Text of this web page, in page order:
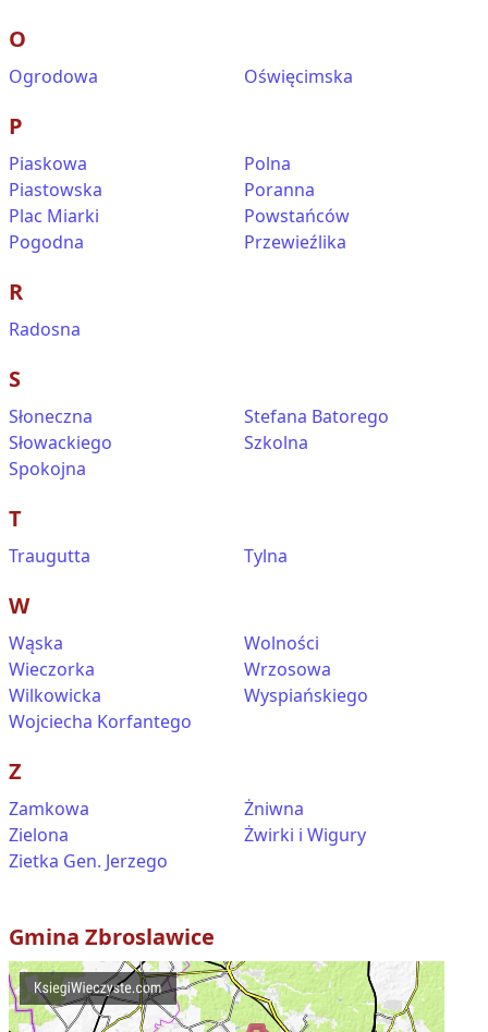
O
Ogrodowa Oświęcimska
P
Piaskowa
Piastowska
Plac Miarki
Pogodna
Polna
Poranna
Powstańców
Przewieźlika
R
Radosna
S
Słoneczna
Słowackiego
Spokojna
Stefana Batorego
Szkolna
T
Traugutta Tylna
W
Wąska
Wieczorka
Wilkowicka
Wojciecha Korfantego
Wolności
Wrzosowa
Wyspiańskiego
Z
Zamkowa
Zielona
Zietka Gen. Jerzego
Żniwna
Żwirki i Wigury
Gmina Zbroslawice